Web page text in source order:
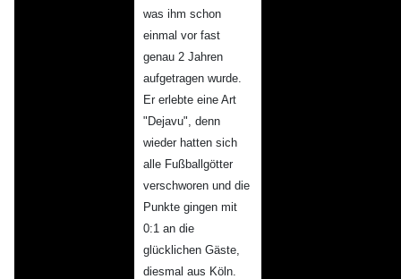
was ihm schon
einmal vor fast
genau 2 Jahren
aufgetragen wurde.
Er erlebte eine Art
"Dejavu", denn
wieder hatten sich
alle Fußballgötter
verschworen und die
Punkte gingen mit
0:1 an die
glücklichen Gäste,
diesmal aus Köln.